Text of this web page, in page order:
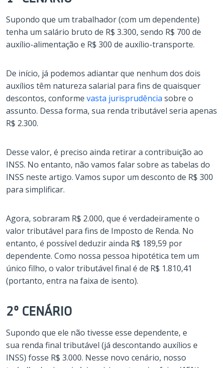
Supondo que um trabalhador (com um dependente)
tenha um salário bruto de R$ 3.300, sendo R$ 700 de
auxílio-alimentação e R$ 300 de auxílio-transporte.
De início, já podemos adiantar que nenhum dos dois
auxílios têm natureza salarial para fins de quaisquer
descontos, conforme vasta jurisprudência sobre o
assunto. Dessa forma, sua renda tributável seria apenas
R$ 2.300.
Desse valor, é preciso ainda retirar a contribuição ao
INSS. No entanto, não vamos falar sobre as tabelas do
INSS neste artigo. Vamos supor um desconto de R$ 300
para simplificar.
Agora, sobraram R$ 2.000, que é verdadeiramente o
valor tributável para fins de Imposto de Renda. No
entanto, é possível deduzir ainda R$ 189,59 por
dependente. Como nossa pessoa hipotética tem um
único filho, o valor tributável final é de R$ 1.810,41
(portanto, entra na faixa de isento).
2º CENÁRIO
Supondo que ele não tivesse esse dependente, e
sua renda final tributável (já descontando auxílios e
INSS) fosse R$ 3.000. Nesse novo cenário, nosso